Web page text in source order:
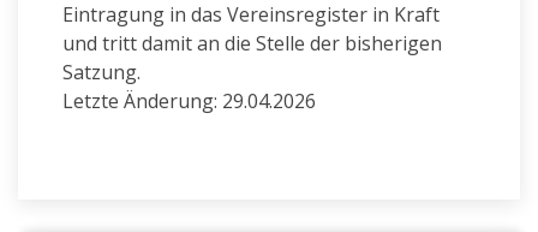
Eintragung in das Vereinsregister in Kraft
und tritt damit an die Stelle der bisherigen
Satzung.
Letzte Änderung: 29.04.2026